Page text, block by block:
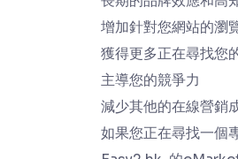
增加針對您網站的瀏
獲得更多正在尋找您
主導您的競爭力
減少其他的在線營銷
如果您正在尋找一個